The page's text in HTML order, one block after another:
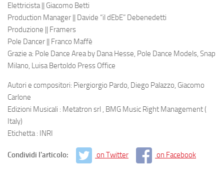
Elettricista || Giacomo Betti
Production Manager || Davide “il dEbE” Debenedetti
Produzione || Framers
Pole Dancer || Franco Maffè
Grazie a: Pole Dance Area by Dana Hesse, Pole Dance Models, Snap
Milano, Luisa Bertoldo Press Office
Autori e compositori: Piergiorgio Pardo, Diego Palazzo, Giacomo
Carlone
Edizioni Musicali : Metatron srl , BMG Music Right Management (
Italy)
Etichetta : INRI
Condividi l'articolo: on Twitter on Facebook